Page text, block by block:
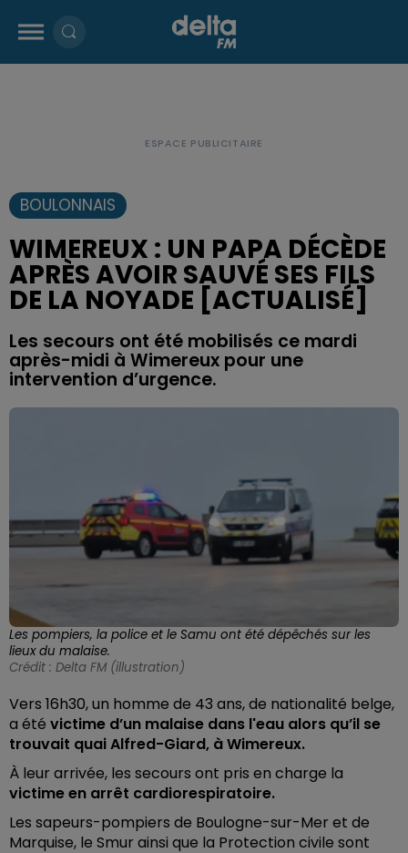
BOULONNAIS
WIMEREUX : UN PAPA DÉCÈDE
APRÈS AVOIR SAUVÉ SES FILS
DE LA NOYADE [ACTUALISÉ]
Les secours ont été mobilisés ce mardi
après-midi à Wimereux pour une
intervention d’urgence.
Les pompiers, la police et le Samu ont été dépêchés sur les
lieux du malaise.
Crédit : Delta FM (illustration)
Vers 16h30, un homme de 43 ans, de nationalité belge,
a été victime d’un malaise dans l'eau alors qu’il se
trouvait quai Alfred-Giard, à Wimereux.
À leur arrivée, les secours ont pris en charge la
victime en arrêt cardiorespiratoire.
Les sapeurs-pompiers de Boulogne-sur-Mer et de
Marquise, le Smur ainsi que la Protection civile sont